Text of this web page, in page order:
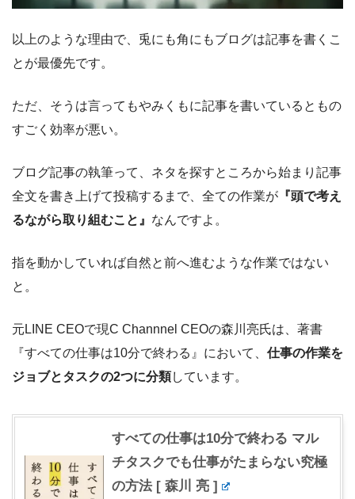
以上のような理由で、兎にも角にもブログは記事を書くこ
とが最優先です。
ただ、そうは言ってもやみくもに記事を書いているともの
すごく効率が悪い。
ブログ記事の執筆って、ネタを探すところから始まり記事
全文を書き上げて投稿するまで、全ての作業が 『頭で考え
るながら取り組むこと』 なんですよ。
指を動かしていれば自然と前へ進むような作業ではない
と。
元LINE CEOで現C Channnel CEOの森川亮氏は、著書
『すべての仕事は10分で終わる』において、 仕事の作業を
ジョブとタスクの2つに分類しています。
すべての仕事は10分で終わる マル
チタスクでも仕事がたまらない究極
の方法 [ 森川 亮 ]